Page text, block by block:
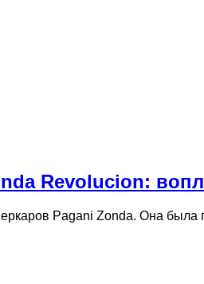
Revolucion:
Pagani Zonda. Она